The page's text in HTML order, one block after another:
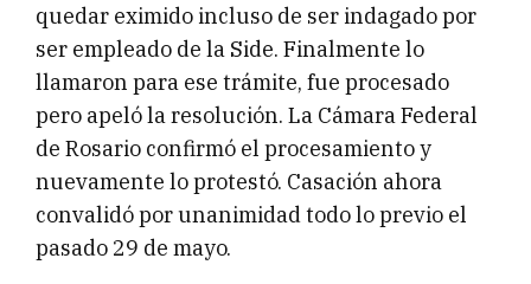
quedar eximido incluso de ser indagado por
ser empleado de la Side. Finalmente lo
llamaron para ese trámite, fue procesado
pero apeló la resolución. La Cámara Federal
de Rosario confirmó el procesamiento y
nuevamente lo protestó. Casación ahora
convalidó por unanimidad todo lo previo el
pasado 29 de mayo.